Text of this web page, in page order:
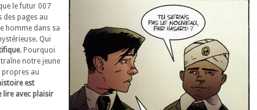
le futur 007
des pages au
homme dans sa
Qui
. Pourquoi
notre jeune
propres au
est
lire avec plaisir